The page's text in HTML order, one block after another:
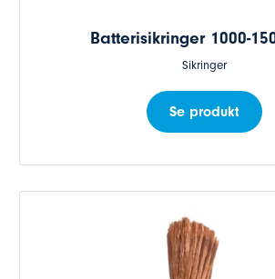
Batterisikringer 1000-
Sikringer
Se produkt